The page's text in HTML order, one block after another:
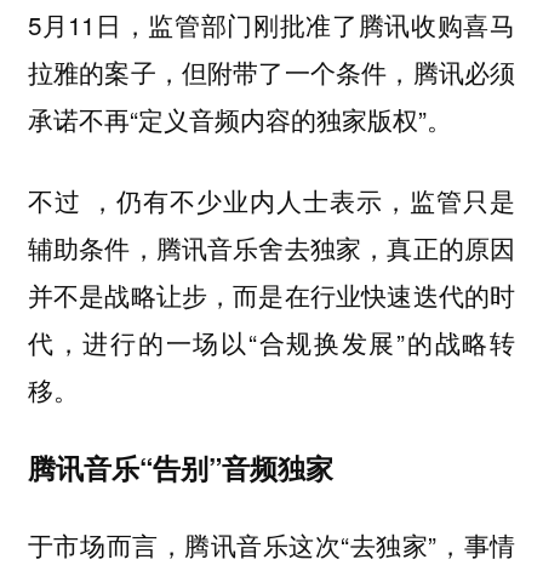
5月11日，监管部门刚批准了腾讯收购喜马
拉雅的案子，但附带了一个条件，腾讯必须
承诺不再“定义音频内容的独家版权”。
不过 ，仍有不少业内人士表示，监管只是
辅助条件，腾讯音乐舍去独家，真正的原因
并不是战略让步，而是在行业快速迭代的时
代，进行的一场以“合规换发展”的战略转
移。
腾讯音乐“告别”音频独家
于市场而言，腾讯音乐这次“去独家”，事情